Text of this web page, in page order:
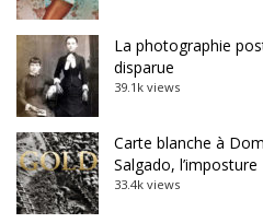
La photographie
disparue
39.1k views
Carte blanche à
Salgado, l’imposture
33.4k views